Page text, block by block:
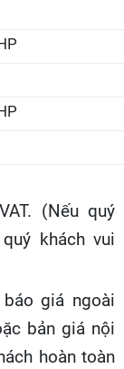
(Nếu quý
khách vui
giá ngoài
bản giá nội
hoàn toàn